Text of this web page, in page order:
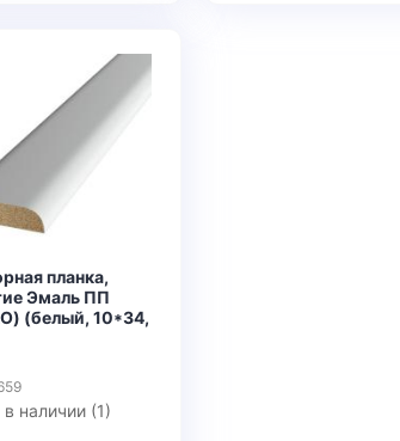
планка,
Эмаль ПП
(белый, 10*34,
в наличии (1)